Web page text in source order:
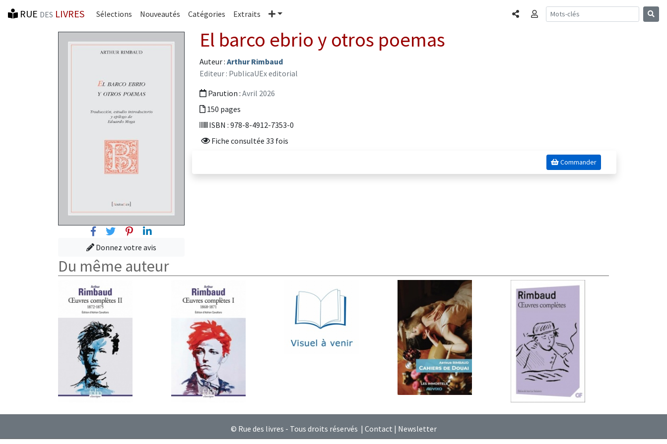
RUE DES LIVRES Sélections Nouveautés Catégories Extraits Plus PartagerConnexion
FacebookTwitterPinterest
Linkedin
Donnez votre avis
El barco ebrio y otros poemas
Auteur : Arthur Rimbaud
Editeur : PublicaUEx editorial
Parution : Avril 2026
150 pages
ISBN : 978-8-4912-7353-0
Fiche consultée 33 fois
Commander
Du même auteur
© Rue des livres - Tous droits réservés | Contact | Newsletter